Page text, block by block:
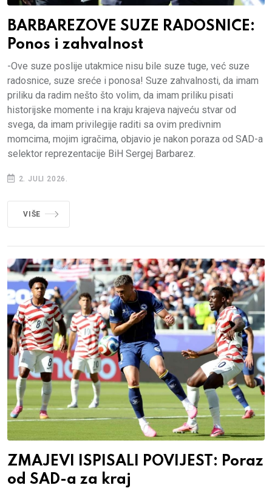
BARBAREZOVE SUZE RADOSNICE:
Ponos i zahvalnost
-Ove suze poslije utakmice nisu bile suze tuge, već suze
radosnice, suze sreće i ponosa! Suze zahvalnosti, da imam
priliku da radim nešto što volim, da imam priliku pisati
historijske momente i na kraju krajeva najveću stvar od
svega, da imam privilegije raditi sa ovim predivnim
momcima, mojim igračima, objavio je nakon poraza od SAD-a
selektor reprezentacije BiH Sergej Barbarez.
2. JULI 2026.
VIŠE
ZMAJEVI ISPISALI POVIJEST: Poraz
od SAD-a za kraj